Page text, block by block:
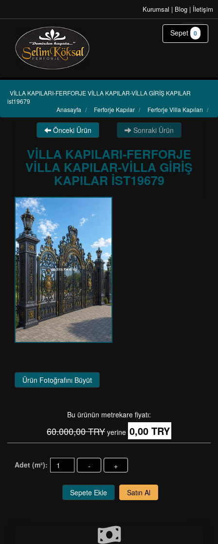
Kurumsal | Blog | İletişim
VİLLA KAPILARI-FERFORJE VİLLA KAPILAR-VİLLA GİRİŞ KAPILAR
ist19679
Ferforje Villa Kapıları /
Ferforje Kapılar /
Anasayfa /
Önceki Ürün Sonraki Ürün
VİLLA KAPILARI-FERFORJE
VİLLA KAPILAR-VİLLA GİRİŞ
KAPILAR IST19679
Ürün Fotoğrafını Büyüt
Bu ürünün metrekare fiyatı:
60.000,00 TRY yerine 0,00 TRY
Adet (m²): - +
Sepete Ekle Satın Al
Sepet 0